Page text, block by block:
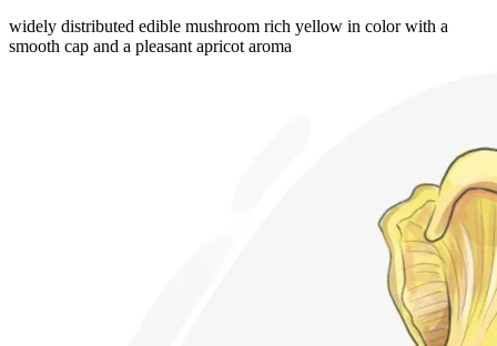
widely distributed edible mushroom rich yellow in color with a
smooth cap and a pleasant apricot aroma